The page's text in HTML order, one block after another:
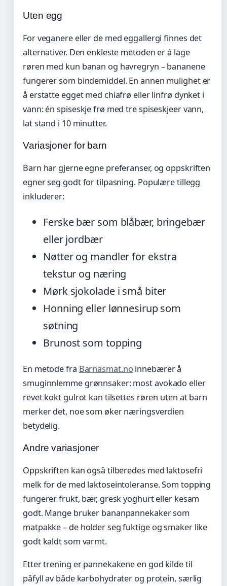
Uten egg
For veganere eller de med eggallergi finnes det
alternativer. Den enkleste metoden er å lage
røren med kun banan og havregryn – bananene
fungerer som bindemiddel. En annen mulighet er
å erstatte egget med chiafrø eller linfrø dynket i
vann: én spiseskje frø med tre spiseskjeer vann,
lat stand i 10 minutter.
Variasjoner for barn
Barn har gjerne egne preferanser, og oppskriften
egner seg godt for tilpasning. Populære tillegg
inkluderer:
Ferske bær som blåbær, bringebær
eller jordbær
Nøtter og mandler for ekstra
tekstur og næring
Mørk sjokolade i små biter
Honning eller lønnesirup som
søtning
Brunost som topping
En metode fra Barnasmat.no innebærer å
smuginnlemme grønnsaker: most avokado eller
revet kokt gulrot kan tilsettes røren uten at barn
merker det, noe som øker næringsverdien
betydelig.
Andre variasjoner
Oppskriften kan også tilberedes med laktosefri
melk for de med laktoseintoleranse. Som topping
fungerer frukt, bær, gresk yoghurt eller kesam
godt. Mange bruker bananpannekaker som
matpakke – de holder seg fuktige og smaker like
godt kaldt som varmt.
Etter trening er pannekakene en god kilde til
påfyll av både karbohydrater og protein, særlig